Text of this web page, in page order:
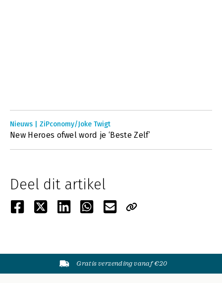
Nieuws | ZiPconomy/Joke Twigt
New Heroes ofwel word je ‘Beste Zelf’
Deel dit artikel
Gratis verzending vanaf €20